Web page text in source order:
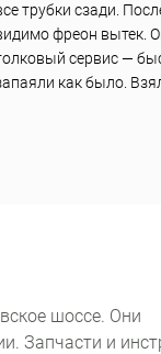
трубки сзади.
фреон вытек.
сервис —
как было.
шоссе. Они
Запчасти и